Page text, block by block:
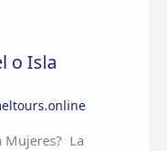
o Isla
Mujeres? La